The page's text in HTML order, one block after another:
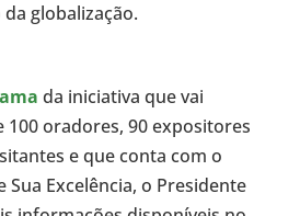
globalização.
da iniciativa que vai
100 oradores, 90 expositores
e que conta com o
Excelência, o Presidente